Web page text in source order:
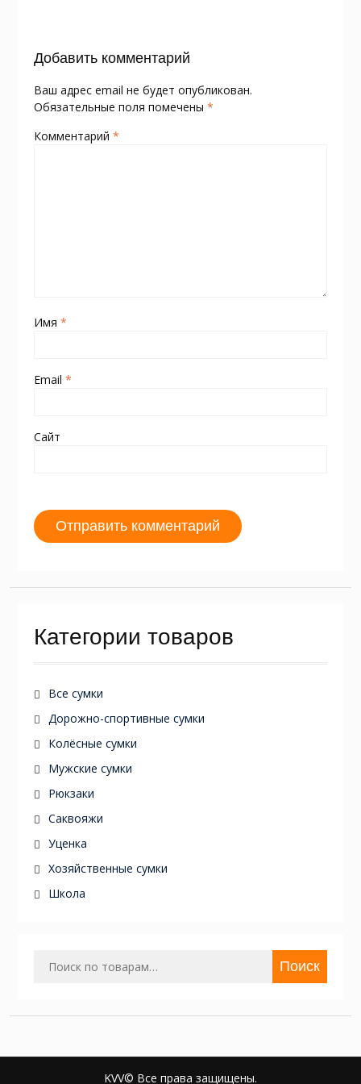
ni
ki
Добавить комментарий
Ваш адрес email не будет опубликован.
Обязательные поля помечены *
Комментарий *
Имя *
Email *
Сайт
Категории товаров
Все сумки
Дорожно-спортивные сумки
Колёсные сумки
Мужские сумки
Рюкзаки
Саквояжи
Уценка
Хозяйственные сумки
Школа
Поиск
KVV© Все права защищены.